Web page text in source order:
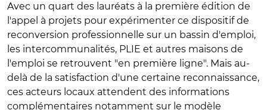
Avec un quart des lauréats à la première édition de
l'appel à projets pour expérimenter ce dispositif de
reconversion professionnelle sur un bassin d'emploi,
les intercommunalités, PLIE et autres maisons de
l'emploi se retrouvent "en première ligne". Mais au-
delà de la satisfaction d'une certaine reconnaissance,
ces acteurs locaux attendent des informations
complémentaires notamment sur le modèle